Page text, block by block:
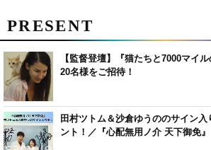
PRESENT
【監督登壇】『猫たちと7000マイ
20名様をご招待！
田村ツトム＆沙倉ゆうののサイン
ント！／『心配無用ノ介 天下御免』